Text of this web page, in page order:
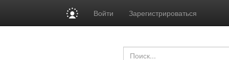
Войти Зарегистрироваться